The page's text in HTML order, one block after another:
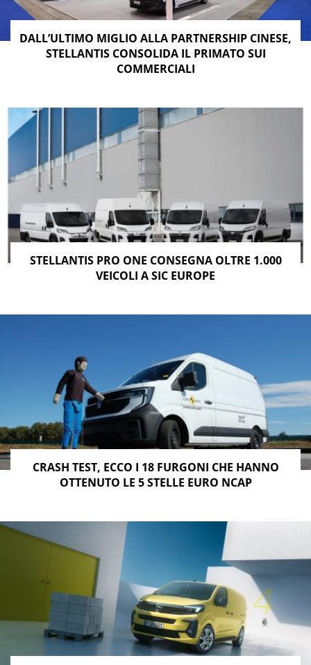
DALL’ULTIMO MIGLIO ALLA PARTNERSHIP CINESE,
STELLANTIS CONSOLIDA IL PRIMATO SUI
COMMERCIALI
STELLANTIS PRO ONE CONSEGNA OLTRE 1.000
VEICOLI A SIC EUROPE
CRASH TEST, ECCO I 18 FURGONI CHE HANNO
OTTENUTO LE 5 STELLE EURO NCAP